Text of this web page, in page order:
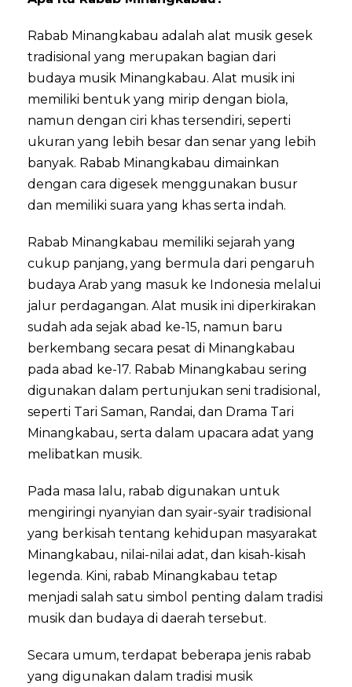
Rabab Minangkabau adalah alat musik gesek
tradisional yang merupakan bagian dari
budaya musik Minangkabau. Alat musik ini
memiliki bentuk yang mirip dengan biola,
namun dengan ciri khas tersendiri, seperti
ukuran yang lebih besar dan senar yang lebih
banyak. Rabab Minangkabau dimainkan
dengan cara digesek menggunakan busur
dan memiliki suara yang khas serta indah.
Rabab Minangkabau memiliki sejarah yang
cukup panjang, yang bermula dari pengaruh
budaya Arab yang masuk ke Indonesia melalui
jalur perdagangan. Alat musik ini diperkirakan
sudah ada sejak abad ke-15, namun baru
berkembang secara pesat di Minangkabau
pada abad ke-17. Rabab Minangkabau sering
digunakan dalam pertunjukan seni tradisional,
seperti Tari Saman, Randai, dan Drama Tari
Minangkabau, serta dalam upacara adat yang
melibatkan musik.
Pada masa lalu, rabab digunakan untuk
mengiringi nyanyian dan syair-syair tradisional
yang berkisah tentang kehidupan masyarakat
Minangkabau, nilai-nilai adat, dan kisah-kisah
legenda. Kini, rabab Minangkabau tetap
menjadi salah satu simbol penting dalam tradisi
musik dan budaya di daerah tersebut.
Secara umum, terdapat beberapa jenis rabab
yang digunakan dalam tradisi musik